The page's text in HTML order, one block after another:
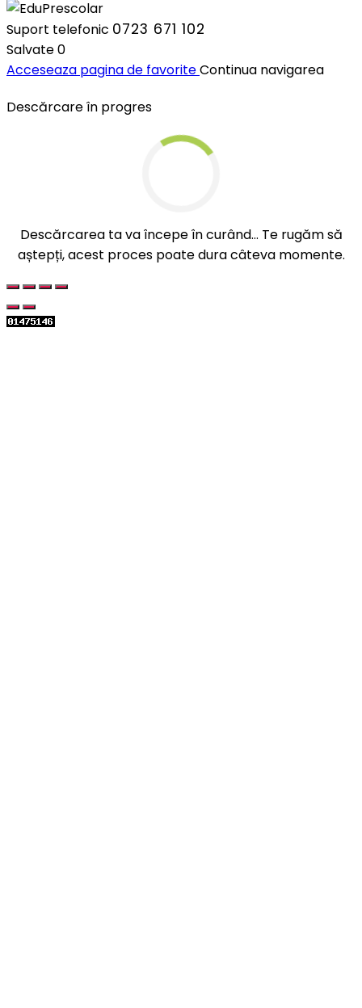
Suport telefonic 0723 671 102
Salvate0
Acceseaza pagina de favoriteContinua navigarea
Descărcare în progres
Descărcarea ta va începe în curând... Te rugăm să
aștepți, acest proces poate dura câteva momente.